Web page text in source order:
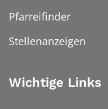
Pfarreifinder
Stellenanzeigen
Wichtige Links